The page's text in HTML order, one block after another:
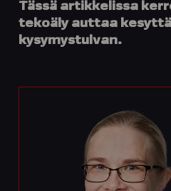
Tässä artikkelissa
tekoäly auttaa
kysymystulvan.